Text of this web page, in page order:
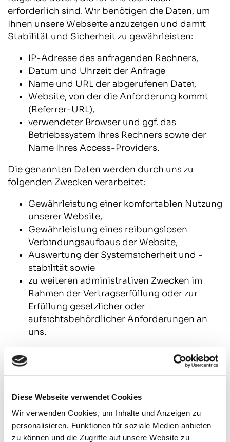
Diese Webseite verwendet Cookies
Wir verwenden Cookies, um Inhalte und Anzeigen zu
personalisieren, Funktionen für soziale Medien anbieten
zu können und die Zugriffe auf unsere Website zu
erforderlich sind. Wir benötigen die Daten, um
Ihnen unsere Webseite anzuzeigen und damit
Stabilität und Sicherheit zu gewährleisten:
IP-Adresse des anfragenden Rechners,
Datum und Uhrzeit der Anfrage
Name und URL der abgerufenen Datei,
Website, von der die Anforderung kommt
(Referrer-URL),
verwendeter Browser und ggf. das
Betriebssystem Ihres Rechners sowie der
Name Ihres Access-Providers.
Die genannten Daten werden durch uns zu
folgenden Zwecken verarbeitet:
Gewährleistung einer komfortablen Nutzung
unserer Website,
Gewährleistung eines reibungslosen
Verbindungsaufbaus der Website,
Auswertung der Systemsicherheit und -
stabilität sowie
zu weiteren administrativen Zwecken im
Rahmen der Vertragserfüllung oder zur
Erfüllung gesetzlicher oder
aufsichtsbehördlicher Anforderungen an
uns.
Die Verarbeitung beruht auf Art. 6 I lit. a DSGVO,
wenn Sie uns Ihre Einwilligung zu der
Verarbeitung der sie betreffenden
personenbezogenen Daten für einen oder
Die Verarbeitung beruht auf Art. 6 I lit. b DSGVO,
wenn die Verarbeitung zur Erfüllung eines